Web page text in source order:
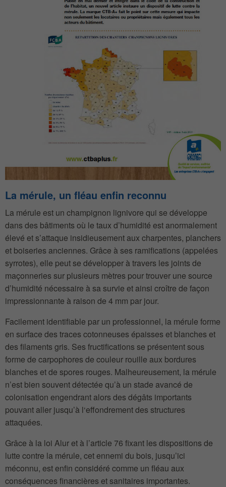
La mérule, un fléau enfin reconnu
La mérule est un champignon lignivore qui se développe
dans des bâtiments où le taux d’humidité est anormalement
élevé et s’attaque insidieusement aux charpentes, planchers
et boiseries anciennes. Grâce à ses ramifications (appelées
syrrotes), elle peut se développer à travers les joints de
maçonneries sur plusieurs mètres pour trouver une source
d’humidité nécessaire à sa survie et ainsi croître de façon
impressionnante à raison de 4 mm par jour.
Facilement identifiable par un professionnel, la mérule forme
en surface des traces cotonneuses épaisses et blanches et
des filaments gris. Ses fructifications se présentent sous
forme de carpophores de couleur rouille aux bordures
blanches et de spores rouges. Malheureusement, la mérule
n’est bien souvent détectée qu’à un stade avancé de
colonisation engendrant alors des dégâts importants
pouvant aller jusqu’à l‘effondrement des structures
attaquées.
Grâce à la loi Alur et à l’article 76 fixant les dispositions de
lutte contre la mérule, cet ennemi du bois, jusqu’ici
méconnu, est enfin considéré comme un fléau aux
conséquences financières et sanitaires importantes.